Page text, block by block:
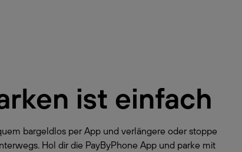
ist einfach
bargeldlos per App und verlängere oder stoppe
Hol dir die PayByPhone App und parke mit